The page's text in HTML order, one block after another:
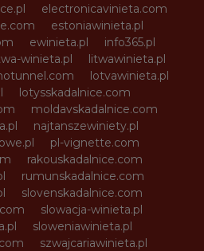
electronicavinieta.com
estoniawinieta.pl
ewinieta.pl
info365.pl
winieta.pl
litwawinieta.pl
lotvawinieta.pl
lotysskadalnice.com
moldavskadalnice.com
najtanszewiniety.pl
pl-vignette.com
rakouskadalnice.com
rumunskadalnice.com
slovenskadalnice.com
slowacja-winieta.pl
sloweniawinieta.pl
szwajcariawinieta.pl